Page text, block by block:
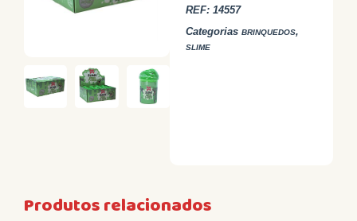
REF:14557
Categorias BRINQUEDOS,
SLIME
Produtos relacionados